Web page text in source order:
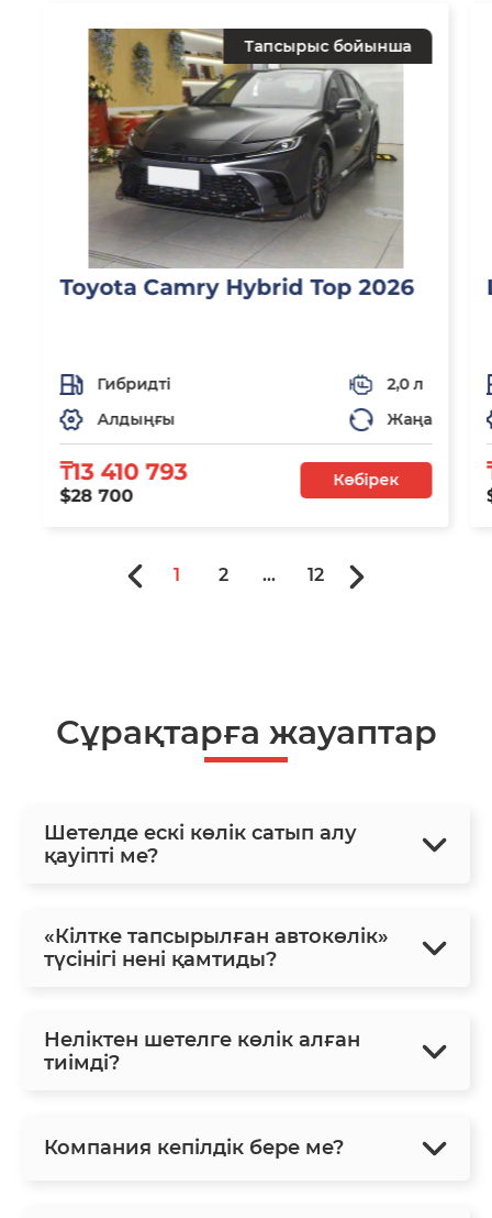
Тапсырыс бойынша
Toyota Camry Hybrid Top 2026
Гибридті
2,0 л
Алдыңғы
Жаңа
₸13 410 793
$28 700
Көбірек
1 2 ... 12
Сұрақтарға жауаптар
Шетелде ескі көлік сатып алу
қауіпті ме?
«Кілтке тапсырылған автокөлік»
түсінігі нені қамтиды?
Неліктен шетелге көлік алған
тиімді?
Компания кепілдік бере ме?